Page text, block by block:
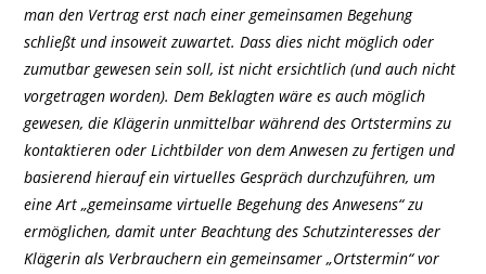
man den Vertrag erst nach einer gemeinsamen Begehung
schließt und insoweit zuwartet. Dass dies nicht möglich oder
zumutbar gewesen sein soll, ist nicht ersichtlich (und auch nicht
vorgetragen worden). Dem Beklagten wäre es auch möglich
gewesen, die Klägerin unmittelbar während des Ortstermins zu
kontaktieren oder Lichtbilder von dem Anwesen zu fertigen und
basierend hierauf ein virtuelles Gespräch durchzuführen, um
eine Art „gemeinsame virtuelle Begehung des Anwesens“ zu
ermöglichen, damit unter Beachtung des Schutzinteresses der
Klägerin als Verbrauchern ein gemeinsamer „Ortstermin“ vor